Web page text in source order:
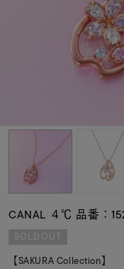
誕生石
モチーフ
石の色
CANAL ４℃ 品番：
SOLDOUT
【SAKURA Collection】